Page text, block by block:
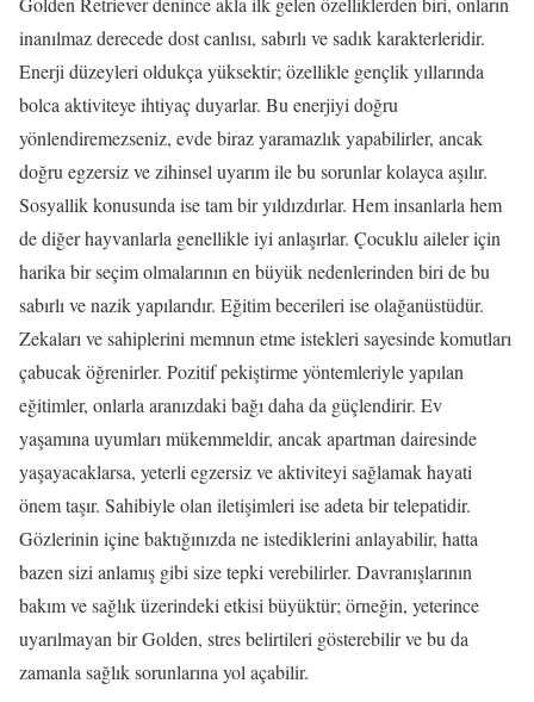
inanılmaz derecede dost canlısı, sabırlı ve sadık karakterleridir.
Enerji düzeyleri oldukça yüksektir; özellikle gençlik yıllarında
bolca aktiviteye ihtiyaç duyarlar. Bu enerjiyi doğru
yönlendiremezseniz, evde biraz yaramazlık yapabilirler, ancak
doğru egzersiz ve zihinsel uyarım ile bu sorunlar kolayca aşılır.
Sosyallik konusunda ise tam bir yıldızdırlar. Hem insanlarla hem
de diğer hayvanlarla genellikle iyi anlaşırlar. Çocuklu aileler için
harika bir seçim olmalarının en büyük nedenlerinden biri de bu
sabırlı ve nazik yapılarıdır. Eğitim becerileri ise olağanüstüdür.
Zekaları ve sahiplerini memnun etme istekleri sayesinde komutları
çabucak öğrenirler. Pozitif pekiştirme yöntemleriyle yapılan
eğitimler, onlarla aranızdaki bağı daha da güçlendirir. Ev
yaşamına uyumları mükemmeldir, ancak apartman dairesinde
yaşayacaklarsa, yeterli egzersiz ve aktiviteyi sağlamak hayati
önem taşır. Sahibiyle olan iletişimleri ise adeta bir telepatidir.
Gözlerinin içine baktığınızda ne istediklerini anlayabilir, hatta
bazen sizi anlamış gibi size tepki verebilirler. Davranışlarının
bakım ve sağlık üzerindeki etkisi büyüktür; örneğin, yeterince
uyarılmayan bir Golden, stres belirtileri gösterebilir ve bu da
zamanla sağlık sorunlarına yol açabilir.